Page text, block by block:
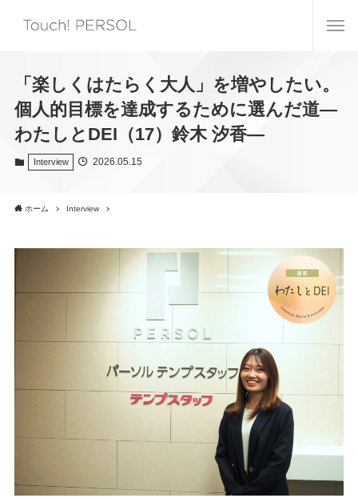
「楽しくはたらく大人」を増やしたい。
個人的目標を達成するために選んだ道―
わたしとDEI（17）鈴木 汐香―
Interview 2026.05.15
ホーム Interview